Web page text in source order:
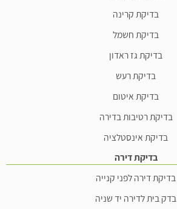
בדיקת קרינה
בדיקת חשמל
בדיקת גז ראדון
בדיקת רעש
בדיקת איטום
בדיקת רטיבות בדירה
בדיקת אינסטלציה
בדיקת דירה
בדיקת דירה לפני קנייה
בדק בית לדירה יד שניה